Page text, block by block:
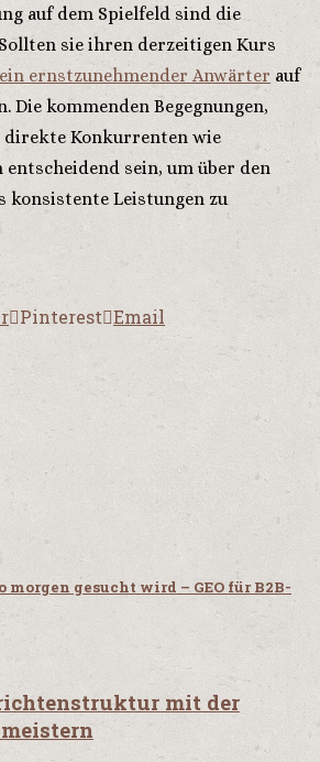
auf dem Spielfeld sind die
sie ihren derzeitigen Kurs
ernstzunehmender Anwärter auf
Die kommenden Begegnungen,
direkte Konkurrenten wie
entscheidend sein, um über den
konsistente Leistungen zu
Pinterest Email
morgen gesucht wird – GEO für B2B-
mit der